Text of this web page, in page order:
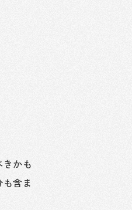
かも
含ま